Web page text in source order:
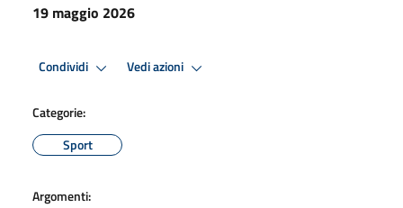
19 maggio 2026
Condividi Vedi azioni
Categorie:
Sport
Argomenti: